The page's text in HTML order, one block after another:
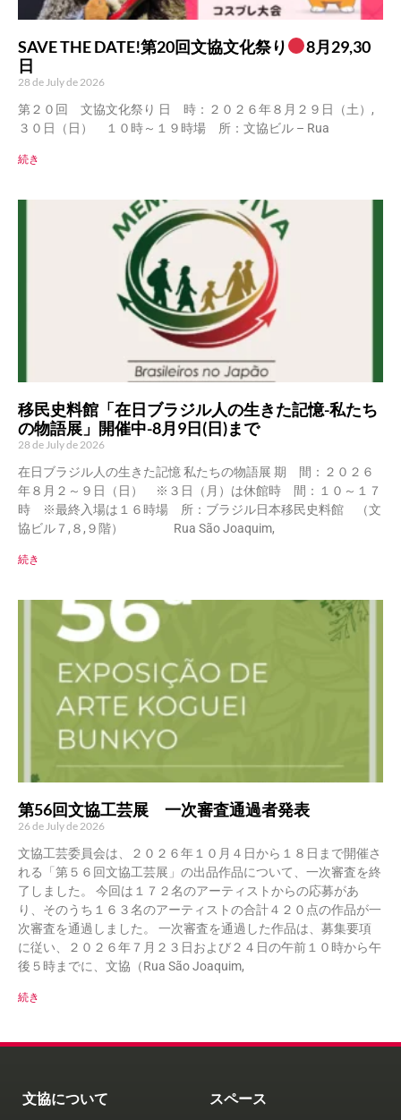
SAVE THE DATE!第20回文協文化祭り
8月29,30
日
28 de July de 2026
第２０回 文協文化祭り 日 時：２０２６年８月２９日（土）,
３０日（日） １０時～１９時場 所：文協ビル – Rua
続き
移民史料館「在日ブラジル人の生きた記憶-私たち
の物語展」開催中-8月9日(日)まで
28 de July de 2026
在日ブラジル人の生きた記憶 私たちの物語展 期 間：２０２６
年８月２～９日（日） ※３日（月）は休館時 間：１０～１７
時 ※最終入場は１６時場 所：ブラジル日本移民史料館 （文
協ビル７,８,９階） Rua São Joaquim,
続き
第56回文協工芸展 一次審査通過者発表
26 de July de 2026
文協工芸委員会は、２０２６年１０月４日から１８日まで開催さ
れる「第５６回文協工芸展」の出品作品について、一次審査を終
了しました。 今回は１７２名のアーティストからの応募があ
り、そのうち１６３名のアーティストの合計４２０点の作品が一
次審査を通過しました。 一次審査を通過した作品は、募集要項
に従い、２０２６年７月２３日および２４日の午前１０時から午
後５時までに、文協（Rua São Joaquim,
続き
文協について スペース